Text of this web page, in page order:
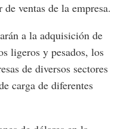
ventas de la empresa.
a la adquisición de
ligeros y pesados, los
de diversos sectores
carga de diferentes